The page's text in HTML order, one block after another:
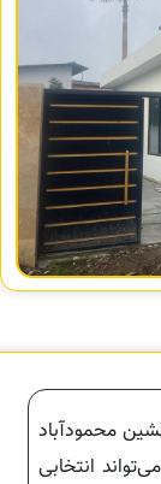
محمودآباد
انتخابی